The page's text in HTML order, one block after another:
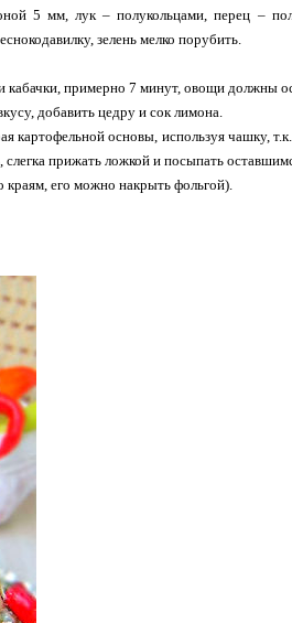
5 мм, лук – полукольцами, перец –
зелень мелко порубить.
кабачки, примерно 7 минут, овощи должны
добавить цедру и сок лимона.
картофельной основы, используя чашку,
прижать ложкой и посыпать
краям, его можно накрыть фольгой).